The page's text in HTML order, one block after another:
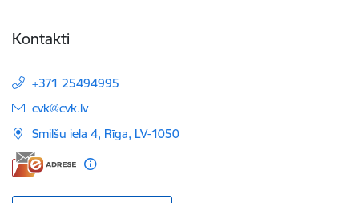
Kontakti
+371 25494995
E-pasts:
cvk@cvk.lv
Smilšu iela 4, Rīga, LV-1050